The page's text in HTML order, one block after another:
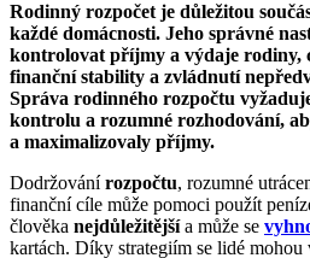
Rodinný rozpočet je důležitou
každé domácnosti. Jeho správné
kontrolovat příjmy a výdaje rodiny,
finanční stability a zvládnutí
Správa rodinného rozpočtu
kontrolu a rozumné rozhodování,
a maximalizovaly příjmy.
Dodržovánírozpočtu, rozumné
finanční cíle může pomoci použít
člověka nejdůležitějšía může se
kartách. Díky strategiím se lidé